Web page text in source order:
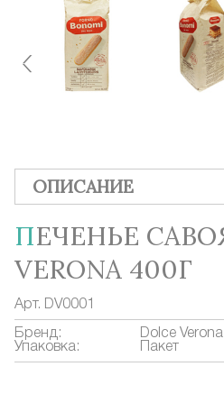
ОПИСАНИЕ
ПЕЧЕНЬЕ САВОЯРДИ DOLCE
VERONA 400Г
Арт. DV0001
Бренд:
Dolce Verona
Упаковка:
Пакет